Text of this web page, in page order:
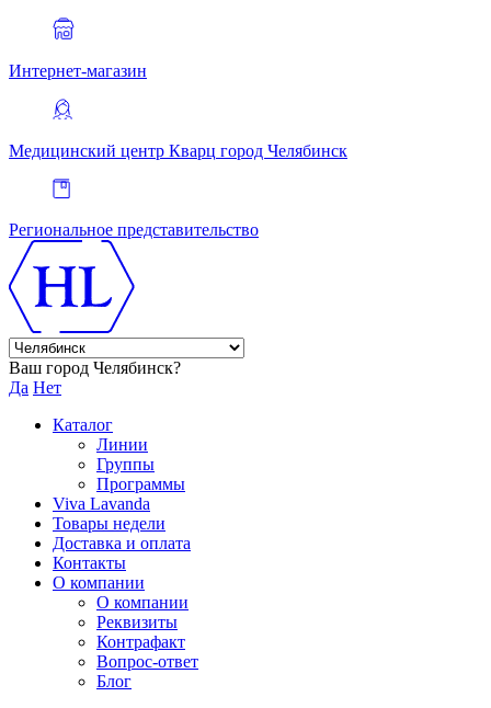
Интернет-магазин
Медицинский центр Кварц город Челябинск
Региональное представительство
Ваш город Челябинск?
Да Нет
Каталог
Линии
Группы
Программы
Viva Lavanda
Товары недели
Доставка и оплата
Контакты
О компании
О компании
Реквизиты
Контрафакт
Вопрос-ответ
Блог